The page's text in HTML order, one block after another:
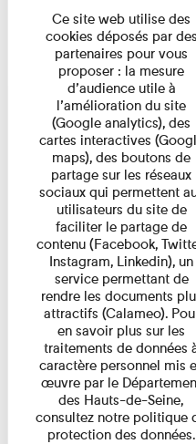
Lecture
Marie Cosnay — Toi et
l'Imprimerie n°10 À ...
Pages
Ce site web utilise des
cookies déposés par des
partenaires pour vous
proposer : la mesure
d’audience utile à
l’amélioration du site
(Google analytics), des
cartes interactives
maps), des boutons de
partage sur les réseaux
sociaux qui permettent
utilisateurs du site de
faciliter le partage de
contenu (Facebook,
Instagram, Linkedin), un
service permettant de
rendre les documents
attractifs (Calameo).
en savoir plus sur les
traitements de données
caractère personnel mis
œuvre par le
des Hauts-de-Seine,
consultez notre politique
protection des données.